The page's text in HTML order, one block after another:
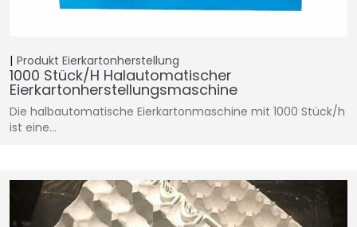
Produkt Eierkartonherstellung
1000 Stück/h Halautomatischer
Eierkartonherstellungsmaschine
Die halbautomatische Eierkartonmaschine mit 1000 Stück/h
ist eine…